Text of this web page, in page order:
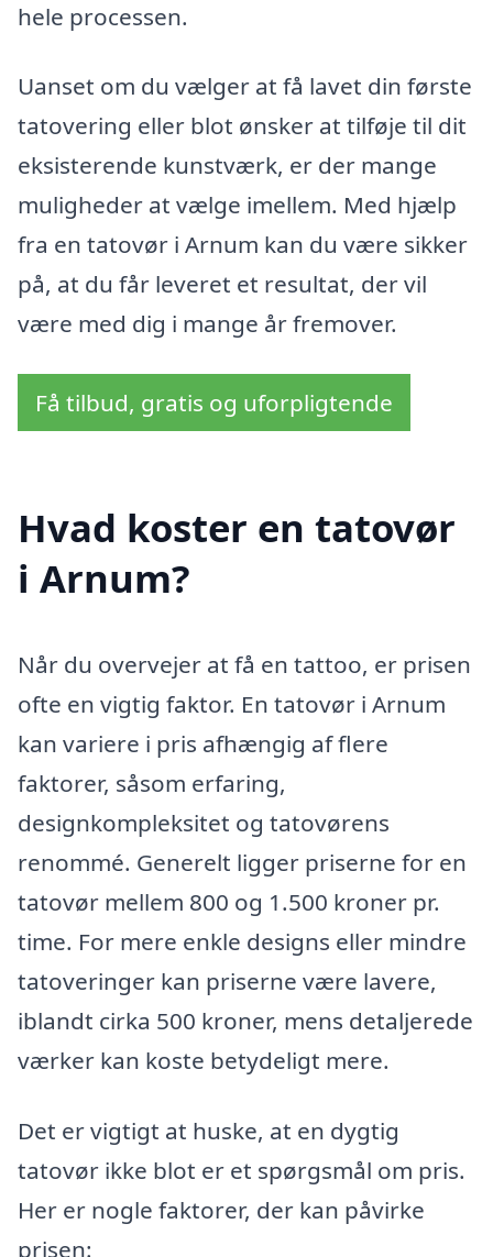
hele processen.
Uanset om du vælger at få lavet din første
tatovering eller blot ønsker at tilføje til dit
eksisterende kunstværk, er der mange
muligheder at vælge imellem. Med hjælp
fra en tatovør i Arnum kan du være sikker
på, at du får leveret et resultat, der vil
være med dig i mange år fremover.
Få tilbud, gratis og uforpligtende
Hvad koster en tatovør
i Arnum?
Når du overvejer at få en tattoo, er prisen
ofte en vigtig faktor. En tatovør i Arnum
kan variere i pris afhængig af flere
faktorer, såsom erfaring,
designkompleksitet og tatovørens
renommé. Generelt ligger priserne for en
tatovør mellem 800 og 1.500 kroner pr.
time. For mere enkle designs eller mindre
tatoveringer kan priserne være lavere,
iblandt cirka 500 kroner, mens detaljerede
værker kan koste betydeligt mere.
Det er vigtigt at huske, at en dygtig
tatovør ikke blot er et spørgsmål om pris.
Her er nogle faktorer, der kan påvirke
prisen: